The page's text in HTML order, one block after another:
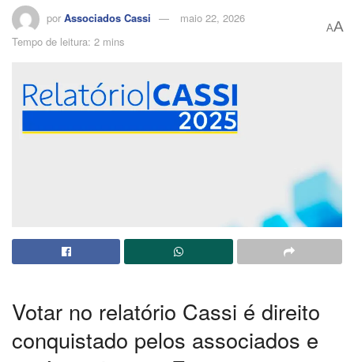
por Associados Cassi
maio 22, 2026
Tempo de leitura: 2 mins
AA
Votar no relatório Cassi é direito
conquistado pelos associados e